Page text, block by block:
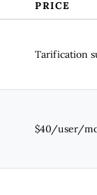
PRICE
Tarification
$40/user/